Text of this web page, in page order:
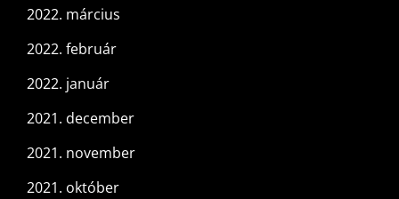
2022. március
2022. február
2022. január
2021. december
2021. november
2021. október